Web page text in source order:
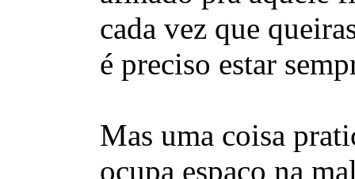
cada vez que
é preciso estar
Mas uma coisa
ocupa espaço na